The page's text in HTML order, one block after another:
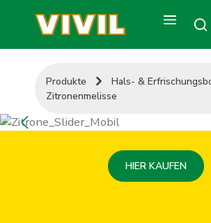
Zum Hauptinhalt springen
Produkte
Hals- &
Zitronenmelisse
Bildergalerie überspringen
HIER KAUFEN